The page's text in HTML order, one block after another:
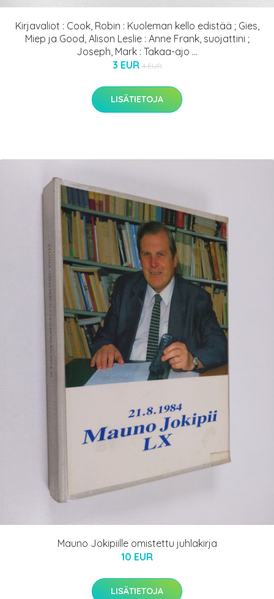
Kirjavaliot : Cook, Robin : Kuoleman kello edistää ; Gies,
Miep ja Good, Alison Leslie : Anne Frank, suojattini ;
Joseph, Mark : Takaa-ajo ...
3 EUR 4 EUR
LISÄTIETOJA
Mauno Jokipiille omistettu juhlakirja
10 EUR
LISÄTIETOJA